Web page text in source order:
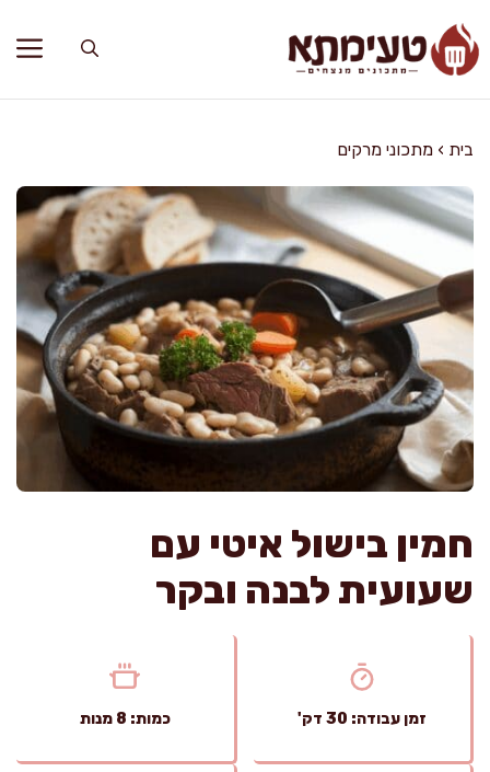
לתוכן
בית › מתכוני מרקים
חמין בישול איטי עם
שעועית לבנה ובקר
זמן עבודה: 30 דק' כמות: 8 מנות